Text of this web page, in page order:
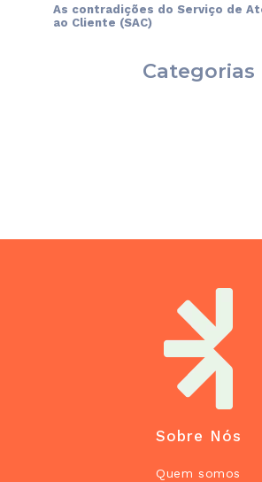
As contradições do Serviço de
ao Cliente (SAC)
Categorias
Sobre Nós
Quem somos